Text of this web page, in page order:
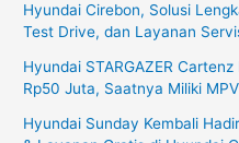
Hyundai Cirebon, Solusi
Test Drive, dan Layanan
Hyundai STARGAZER
Rp50 Juta, Saatnya Miliki
Hyundai Sunday Kembali